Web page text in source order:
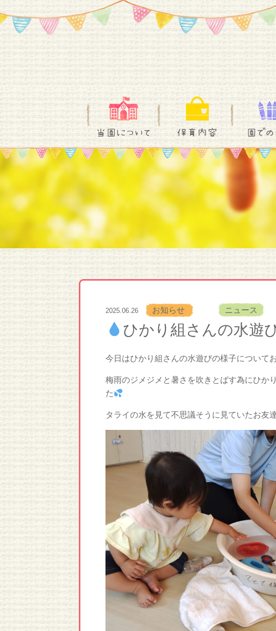
当園について 保育内容 園で
2025.06.26 お知らせ ニュース
ひかり組さんの水遊
今日はひかり組さんの水遊びの様子について
梅雨のジメジメと暑さを吹きとばす為にひか
た
タライの水を見て不思議そうに見ていたお友